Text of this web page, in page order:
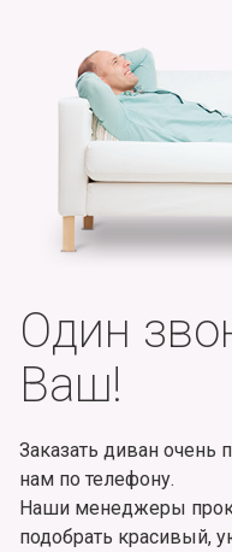
Один
Ваш!
Заказать диван очень
нам по телефону.
Наши менеджеры
подобрать красивый,